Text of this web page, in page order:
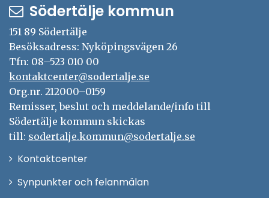
Södertälje kommun
151 89 Södertälje
Besöksadress: Nyköpingsvägen 26
Tfn: 08–523 010 00
kontaktcenter@sodertalje.se
Org.nr. 212000–0159
Remisser, beslut och meddelande/info till
Södertälje kommun skickas
till: sodertalje.kommun@sodertalje.se
KontaktcenterÖppna
Synpunkter och felanmälan